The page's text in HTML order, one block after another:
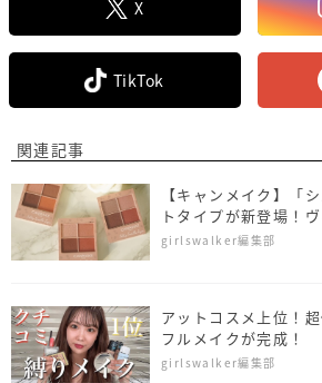
X
TikTok
関連記事
【キャンメイク】「
トタイプが新登場！
柄モチーフにも注目♡
girlswalker編集部
アットコスメ上位！
フルメイクが完成！
girlswalker編集部